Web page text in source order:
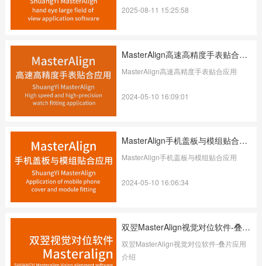
2025-08-11 15:25:58
MasterAlign高速高精度手表贴合应用
MasterAlign高速高精度手表贴合应用
2024-05-10 16:09:01
MasterAlign手机盖板与模组贴合应用
MasterAlign手机盖板与模组贴合应用
2024-05-10 16:06:34
双翌MasterAlign视觉对位软件-叠片应用介绍
双翌MasterAlign视觉对位软件-叠片应用
介绍